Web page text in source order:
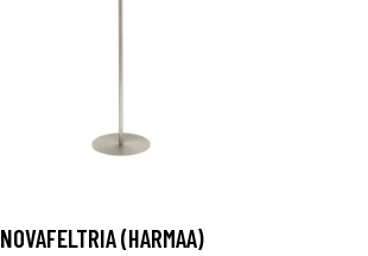
NOVAFELTRIA (HARMAA)